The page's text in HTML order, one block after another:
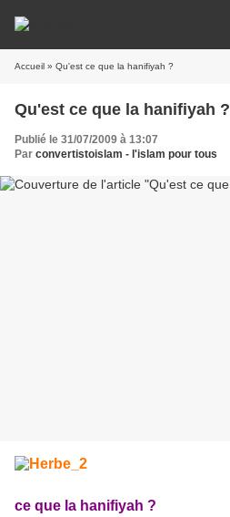
Accueil » Qu'est ce que la hanifiyah ?
Qu'est ce que la hanifiyah ?
Publié le 31/07/2009 à 13:07
Par convertistoislam - l'islam pour tous
ce que la hanifiyah ?